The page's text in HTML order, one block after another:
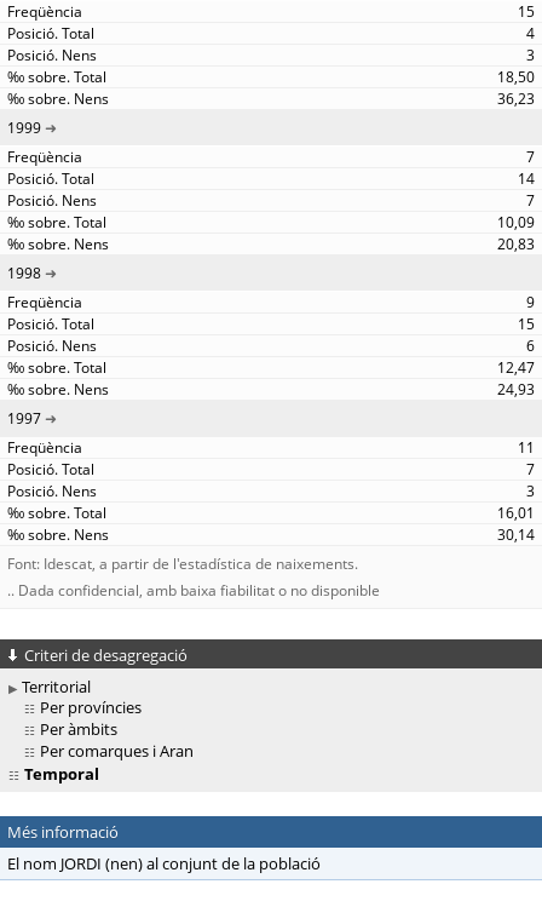
15
4
3
18,50
36,23
1999
7
14
7
10,09
20,83
1998
9
15
6
12,47
24,93
1997
11
7
3
16,01
30,14
Font: Idescat, a partir de l'estadística de naixements.
.. Dada confidencial, amb baixa fiabilitat o no disponible
Criteri de desagregació
Territorial
Per províncies
Per àmbits
Per comarques i Aran
Temporal
Més informació
El nom JORDI (nen) al conjunt de la població